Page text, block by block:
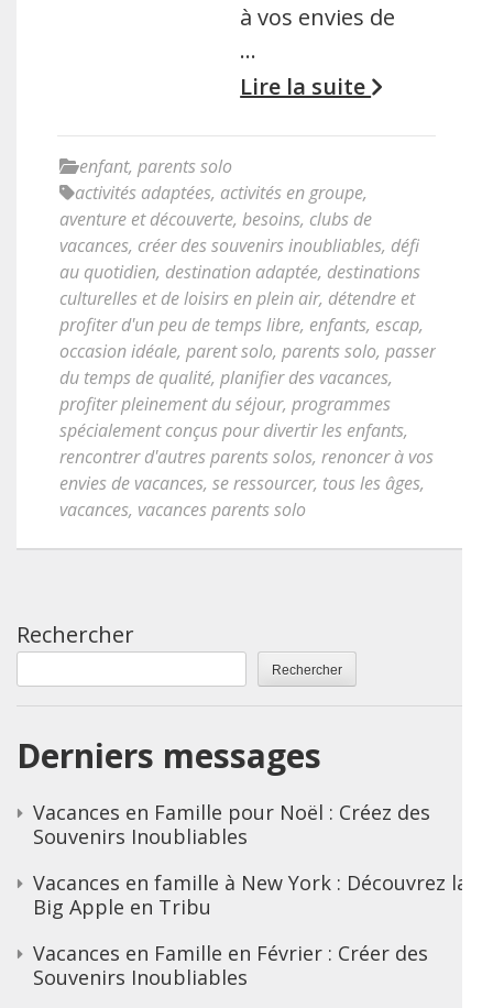
à vos envies de
…
Lire la suite
enfant, parents solo
activités adaptées, activités en groupe,
aventure et découverte, besoins, clubs de
vacances, créer des souvenirs inoubliables, défi
au quotidien, destination adaptée, destinations
culturelles et de loisirs en plein air, détendre et
profiter d'un peu de temps libre, enfants, escap,
occasion idéale, parent solo, parents solo, passer
du temps de qualité, planifier des vacances,
profiter pleinement du séjour, programmes
spécialement conçus pour divertir les enfants,
rencontrer d'autres parents solos, renoncer à vos
envies de vacances, se ressourcer, tous les âges,
vacances, vacances parents solo
Rechercher
Rechercher
Derniers messages
Vacances en Famille pour Noël : Créez des
Souvenirs Inoubliables
Vacances en famille à New York : Découvrez la
Big Apple en Tribu
Vacances en Famille en Février : Créer des
Souvenirs Inoubliables